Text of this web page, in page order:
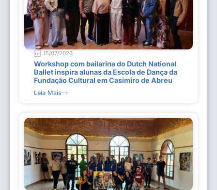
15/07/2026
Workshop com bailarina do Dutch National
Ballet inspira alunas da Escola de Dança da
Fundação Cultural em Casimiro de Abreu
Leia Mais